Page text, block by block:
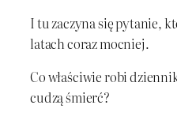
I tu zaczyna się pytanie,
latach coraz mocniej.
Co właściwie robi
cudzą śmierć?